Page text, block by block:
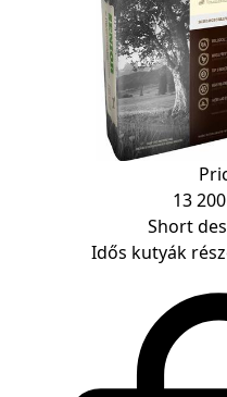
13
Short
Idős kutyák